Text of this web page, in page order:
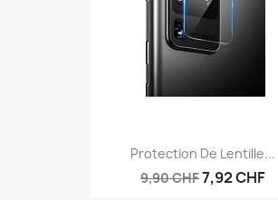
Protection De Lentille...
9,90 CHF7,92 CHF